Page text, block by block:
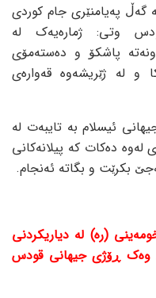
گەڵ پەیامنێری جام کوردی
وتی: ژمارەیەک لە
پاشکۆ و دەستەمۆی
و لە ژێریشەوە قەوارەی
ئیسلام بە تایبەت لە
دەکات کە پیلانەکانی
بکرێت و بگاتە ئەنجام.
(رە) لە دیاریکردنی
وەک ڕۆژی جیهانی قودس